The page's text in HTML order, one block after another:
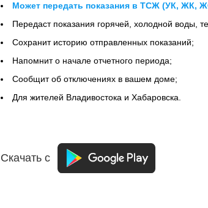
Может передать показания в ТСЖ (УК, ЖК,
Передаст показания горячей, холодной воды,
Сохранит историю отправленных показаний;
Напомнит о начале отчетного периода;
Сообщит об отключениях в вашем доме;
Для жителей Владивостока и Хабаровска.
Скачать с